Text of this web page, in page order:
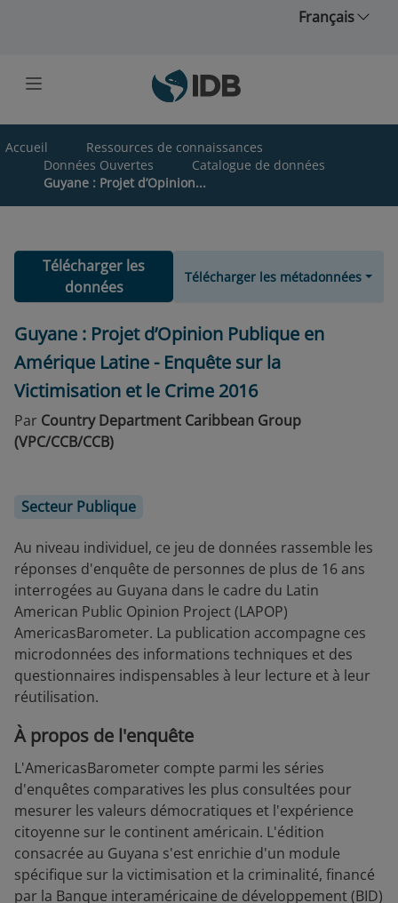
Français
Accueil
Ressources de connaissances
Données Ouvertes
Catalogue de données
Guyane : Projet d’Opinion...
Télécharger les
données
Télécharger les métadonnées
Guyane : Projet d’Opinion Publique en
Amérique Latine - Enquête sur la
Victimisation et le Crime 2016
Par Country Department Caribbean Group
(VPC/CCB/CCB)
Secteur Publique
Au niveau individuel, ce jeu de données rassemble les
réponses d'enquête de personnes de plus de 16 ans
interrogées au Guyana dans le cadre du Latin
American Public Opinion Project (LAPOP)
AmericasBarometer. La publication accompagne ces
microdonnées des informations techniques et des
questionnaires indispensables à leur lecture et à leur
réutilisation.
À propos de l'enquête
L'AmericasBarometer compte parmi les séries
d'enquêtes comparatives les plus consultées pour
mesurer les valeurs démocratiques et l'expérience
citoyenne sur le continent américain. L'édition
consacrée au Guyana s'est enrichie d'un module
spécifique sur la victimisation et la criminalité, financé
par la Banque interaméricaine de développement (BID)